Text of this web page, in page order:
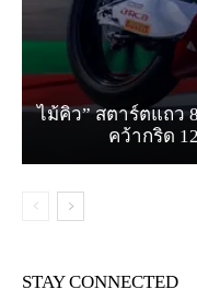
ไม้คิว” สตาร์ตแถว
คว้ากริด
STAY CONNECTED